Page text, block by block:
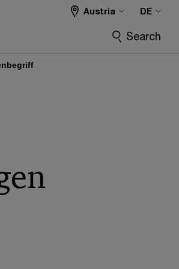
Austria DE
Search